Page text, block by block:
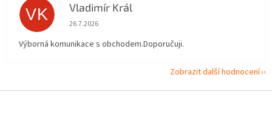
VK Vladimír Král
Hodnocení obchodu je 5 z 5 hvězdiček.
26.7.2026
Výborná komunikace s obchodem.Doporučuji.
Zobrazit další hodnocení